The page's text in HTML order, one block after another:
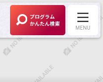
プログラム
かんたん検索
MENU